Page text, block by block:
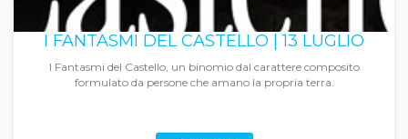
I FANTASMI DEL CASTELLO | 13 LUGLIO
I Fantasmi del Castello, un binomio dal carattere composito
formulato da persone che amano la propria terra.